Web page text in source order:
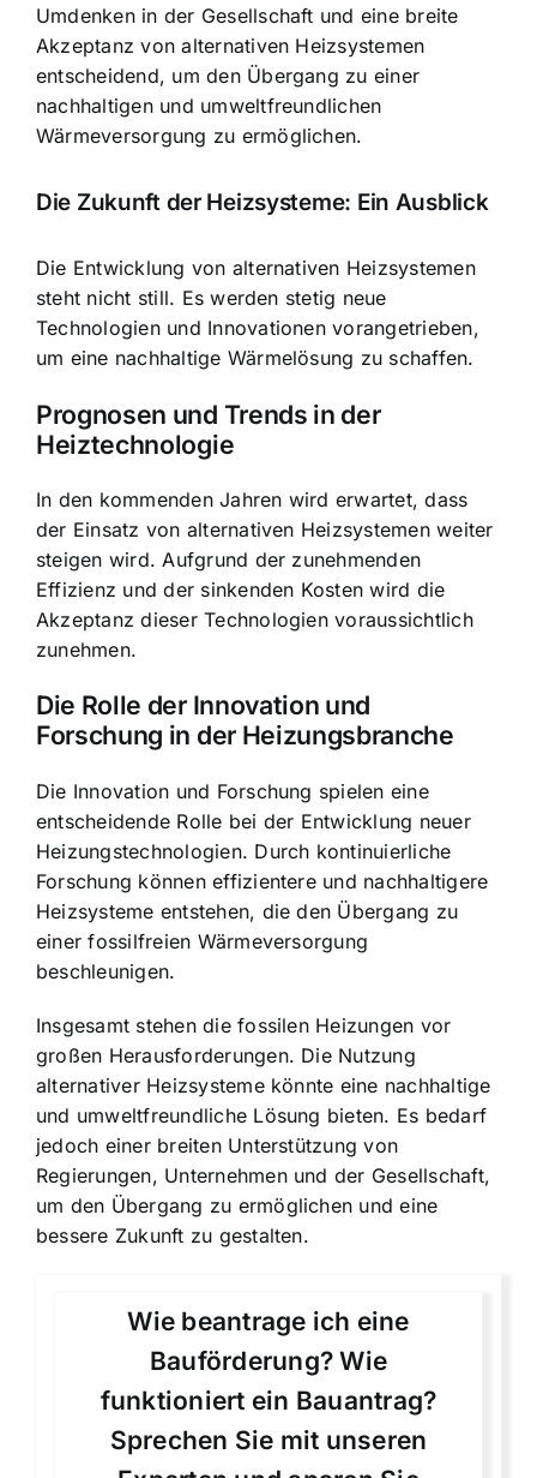
Umdenken in der Gesellschaft und eine breite
Akzeptanz von alternativen Heizsystemen
entscheidend, um den Übergang zu einer
nachhaltigen und umweltfreundlichen
Wärmeversorgung zu ermöglichen.
Die Zukunft der Heizsysteme: Ein Ausblick
Die Entwicklung von alternativen Heizsystemen
steht nicht still. Es werden stetig neue
Technologien und Innovationen vorangetrieben,
um eine nachhaltige Wärmelösung zu schaffen.
Prognosen und Trends in der
Heiztechnologie
In den kommenden Jahren wird erwartet, dass
der Einsatz von alternativen Heizsystemen weiter
steigen wird. Aufgrund der zunehmenden
Effizienz und der sinkenden Kosten wird die
Akzeptanz dieser Technologien voraussichtlich
zunehmen.
Die Rolle der Innovation und
Forschung in der Heizungsbranche
Die Innovation und Forschung spielen eine
entscheidende Rolle bei der Entwicklung neuer
Heizungstechnologien. Durch kontinuierliche
Forschung können effizientere und nachhaltigere
Heizsysteme entstehen, die den Übergang zu
einer fossilfreien Wärmeversorgung
beschleunigen.
Insgesamt stehen die fossilen Heizungen vor
großen Herausforderungen. Die Nutzung
alternativer Heizsysteme könnte eine nachhaltige
und umweltfreundliche Lösung bieten. Es bedarf
jedoch einer breiten Unterstützung von
Regierungen, Unternehmen und der Gesellschaft,
um den Übergang zu ermöglichen und eine
bessere Zukunft zu gestalten.
Wie beantrage ich eine
Bauförderung? Wie
funktioniert ein Bauantrag?
Sprechen Sie mit unseren